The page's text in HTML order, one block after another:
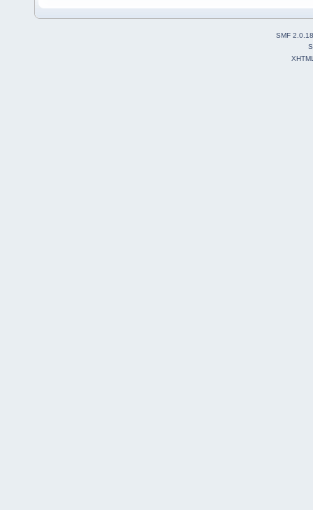
SMF 2.0.18